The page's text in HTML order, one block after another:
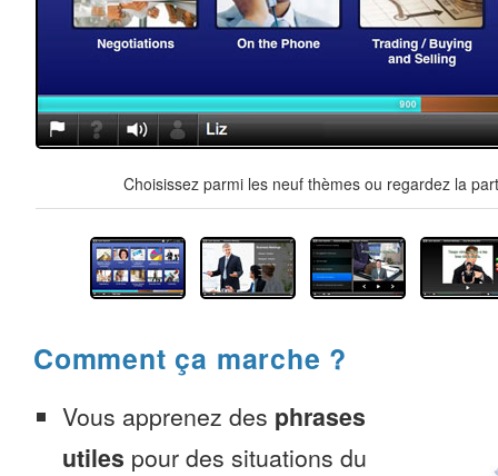
Choisissez parmi les neuf thèmes ou regardez la
Comment ça marche ?
Vous apprenez des phrases
utiles pour des situations du